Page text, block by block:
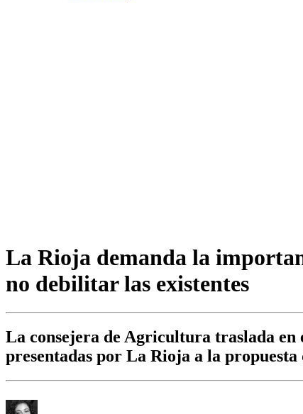
La Rioja demanda la
no debilitar las existentes
La consejera de Agricultura traslada en
presentadas por La Rioja a la